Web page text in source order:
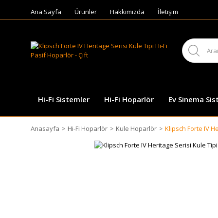
Ana Sayfa Ürünler Hakkımızda İletişim
Hi-Fi Sistemler Hi-Fi Hoparlör Ev Sinema
Anasayfa Hi-Fi Hoparlör Kule Hoparlör Klipsch Forte IV